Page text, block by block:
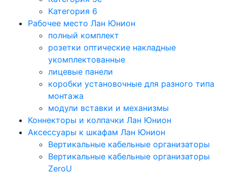
Категория 6
Рабочее место Лан Юнион
полный комплект
розетки оптические накладные
укомплектованные
лицевые панели
коробки установочные для разного типа
монтажа
модули вставки и механизмы
Коннекторы и колпачки Лан Юнион
Аксессуары к шкафам Лан Юнион
Вертикальные кабельные организаторы
Вертикальные кабельные организаторы
ZeroU